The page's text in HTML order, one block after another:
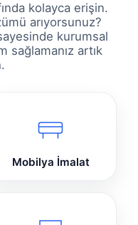
kolayca erişin.
arıyorsunuz?
kurumsal
sağlamanız artık
Mobilya İmalat